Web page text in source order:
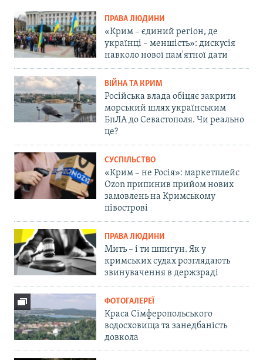
ПРАВА ЛЮДИНИ
«Крим – єдиний регіон, де
українці – меншість»: дискусія
навколо нової пам'ятної дати
ВІЙНА ТА КРИМ
Російська влада обіцяє закрити
морський шлях українським
БпЛА до Севастополя. Чи реально
це?
СУСПІЛЬСТВО
«Крим – не Росія»: маркетплейс
Ozon припинив прийом нових
замовлень на Кримському
півострові
ПРАВА ЛЮДИНИ
Мить – і ти шпигун. Як у
кримських судах розглядають
звинувачення в держзраді
ФОТОГАЛЕРЕЇ
Краса Сімферопольського
водосховища та занедбаність
довкола